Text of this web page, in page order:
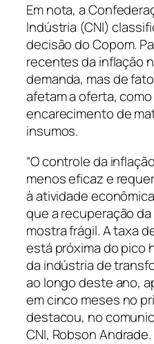
Em nota, a
Indústria (CNI)
decisão do Copom.
recentes da inflação
demanda, mas de
afetam a oferta,
encarecimento de
insumos.
“O controle da
menos eficaz e
à atividade
que a recuperação
mostra frágil. A taxa
está próxima do pico
da indústria de
ao longo deste ano,
em cinco meses no
destacou, no
CNI, Robson Andrade.